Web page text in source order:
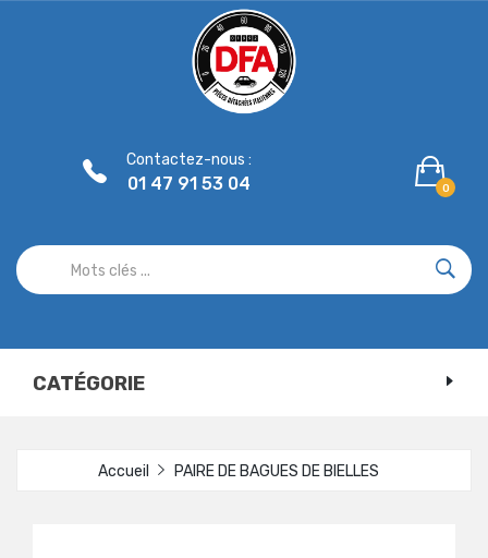
0
Contactez-nous :
01 47 91 53 04
CATÉGORIE
Accueil PAIRE DE BAGUES DE BIELLES
Panneau de gestion des cookies